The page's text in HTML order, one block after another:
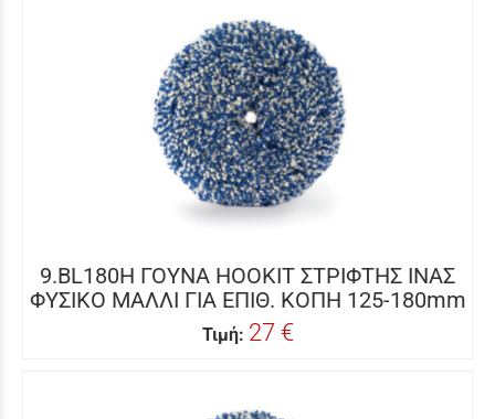
9.BL180H ΓΟΥΝΑ HOOKIT ΣΤΡΙΦΤΗΣ ΙΝΑΣ
ΦΥΣΙΚΟ ΜΑΛΛΙ ΓΙΑ ΕΠΙΘ. ΚΟΠΗ 125-180mm
Τιμή: 27 €